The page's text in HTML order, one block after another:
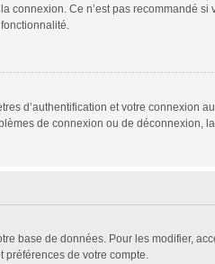
connexion. Ce n’est pas recommandé
d’authentification et votre
de connexion ou de déconnexion,
base de données. Pour les modifier,
préférences de votre compte.